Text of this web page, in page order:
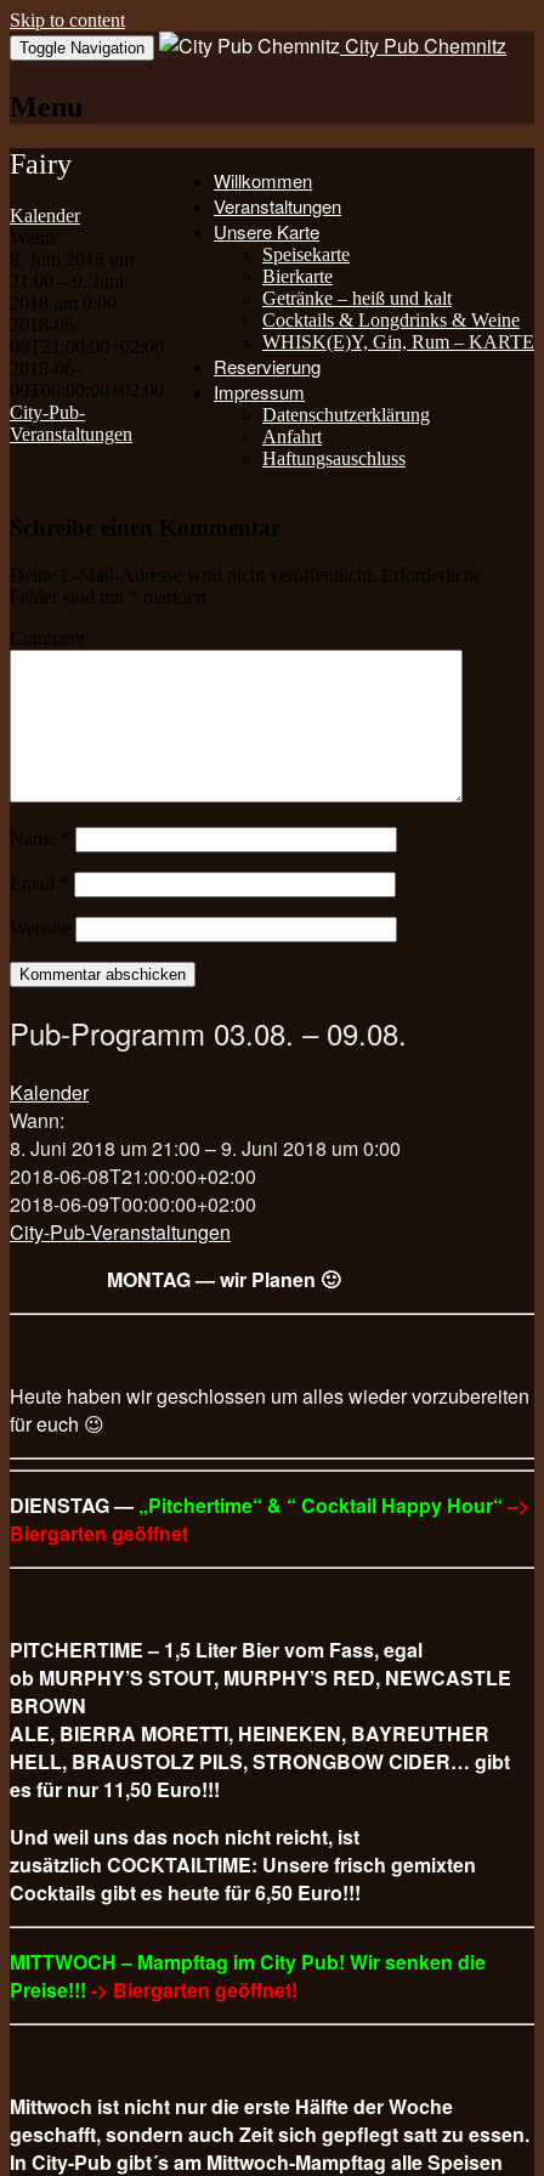
Skip to content
Toggle Navigation City Pub Chemnitz
Menu
Willkommen
Veranstaltungen
Unsere Karte
Speisekarte
Bierkarte
Getränke – heiß und kalt
Cocktails & Longdrinks & Weine
WHISK(E)Y, Gin, Rum – KARTE
Reservierung
Impressum
Datenschutzerklärung
Anfahrt
Haftungsauschluss
Fairy
Kalender
Wann:
8. Juni 2018 um
21:00 – 9. Juni
2018 um 0:00
2018-06-
08T21:00:00+02:00
2018-06-
09T00:00:00+02:00
City-Pub-
Veranstaltungen
Schreibe einen Kommentar
Deine E-Mail-Adresse wird nicht veröffentlicht.
Erforderliche
Felder sind mit
markiert
Comment
Name
Email
Website
Pub-Programm 03.08. – 09.08.
Kalender
Wann:
8. Juni 2018 um 21:00 – 9. Juni 2018 um 0:00
2018-06-08T21:00:00+02:00
2018-06-09T00:00:00+02:00
City-Pub-Veranstaltungen
MONTAG — wir Planen 🙂
Heute haben wir geschlossen um alles wieder vorzubereiten
für euch 😉
DIENSTAG — „Pitchertime“ & “ Cocktail Happy Hour“–>
Biergarten geöffnet
PITCHERTIME – 1,5 Liter Bier vom Fass, egal
ob MURPHY’S STOUT, MURPHY’S RED, NEWCASTLE
BROWN
ALE, BIERRA MORETTI, HEINEKEN, BAYREUTHER
HELL, BRAUSTOLZ PILS, STRONGBOW CIDER… gibt
es für nur 11,50 Euro!!!
Und weil uns das noch nicht reicht, ist
zusätzlich COCKTAILTIME: Unsere frisch gemixten
Cocktails gibt es heute für 6,50 Euro!!!
MITTWOCH – Mampftag im City Pub! Wir senken die
Preise!!! -> Biergarten geöffnet!
Mittwoch ist nicht nur die erste Hälfte der Woche
geschafft, sondern auch Zeit sich gepflegt satt zu essen.
In City-Pub gibt´s am Mittwoch-Mampftag alle Speisen